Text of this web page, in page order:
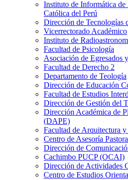
Instituto de Informática
Católica del Perú
Dirección de Tecnologías
Vicerrectorado Académico
Instituto de
Facultad de Psicología
Asociación de Egresados
Facultad de Derecho 2
Departamento de Teología
Dirección de Educación
Facultad de Estudios
Dirección de Gestión del
Dirección Académica de
(DAPE)
Facultad de Arquitectura
Centro de Asesoría
Dirección de
Cachimbo PUCP (OCAI)
Dirección de Actividades
Centro de Estudios